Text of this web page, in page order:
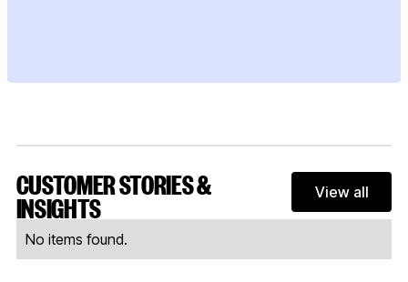
CUSTOMER STORIES &
INSIGHTS View
View all
No items found.